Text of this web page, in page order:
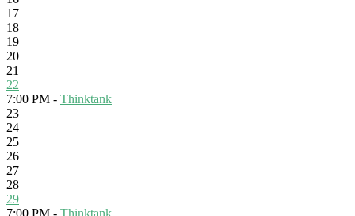
17
18
19
20
21
22
7:00 PM - Thinktank
23
24
25
26
27
28
29
7:00 PM - Thinktank